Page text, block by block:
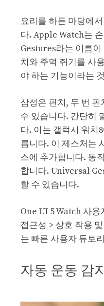
요리를 하든 마당에
다. Apple Watch는
Gestures라는 이름
치와 주먹 쥐기를 사
야 하는 기능이라는
삼성은 핀치, 두 번
수 있습니다. 간단히
다. 이는 갤럭시 워치
릅니다. 이 제스처는
스에 추가합니다. 동
합니다. Universal
할 수 있습니다.
One UI 5 Watch 사
접근성 > 상호 작용
는 빠른 사용자 튜토
자동 운동 감